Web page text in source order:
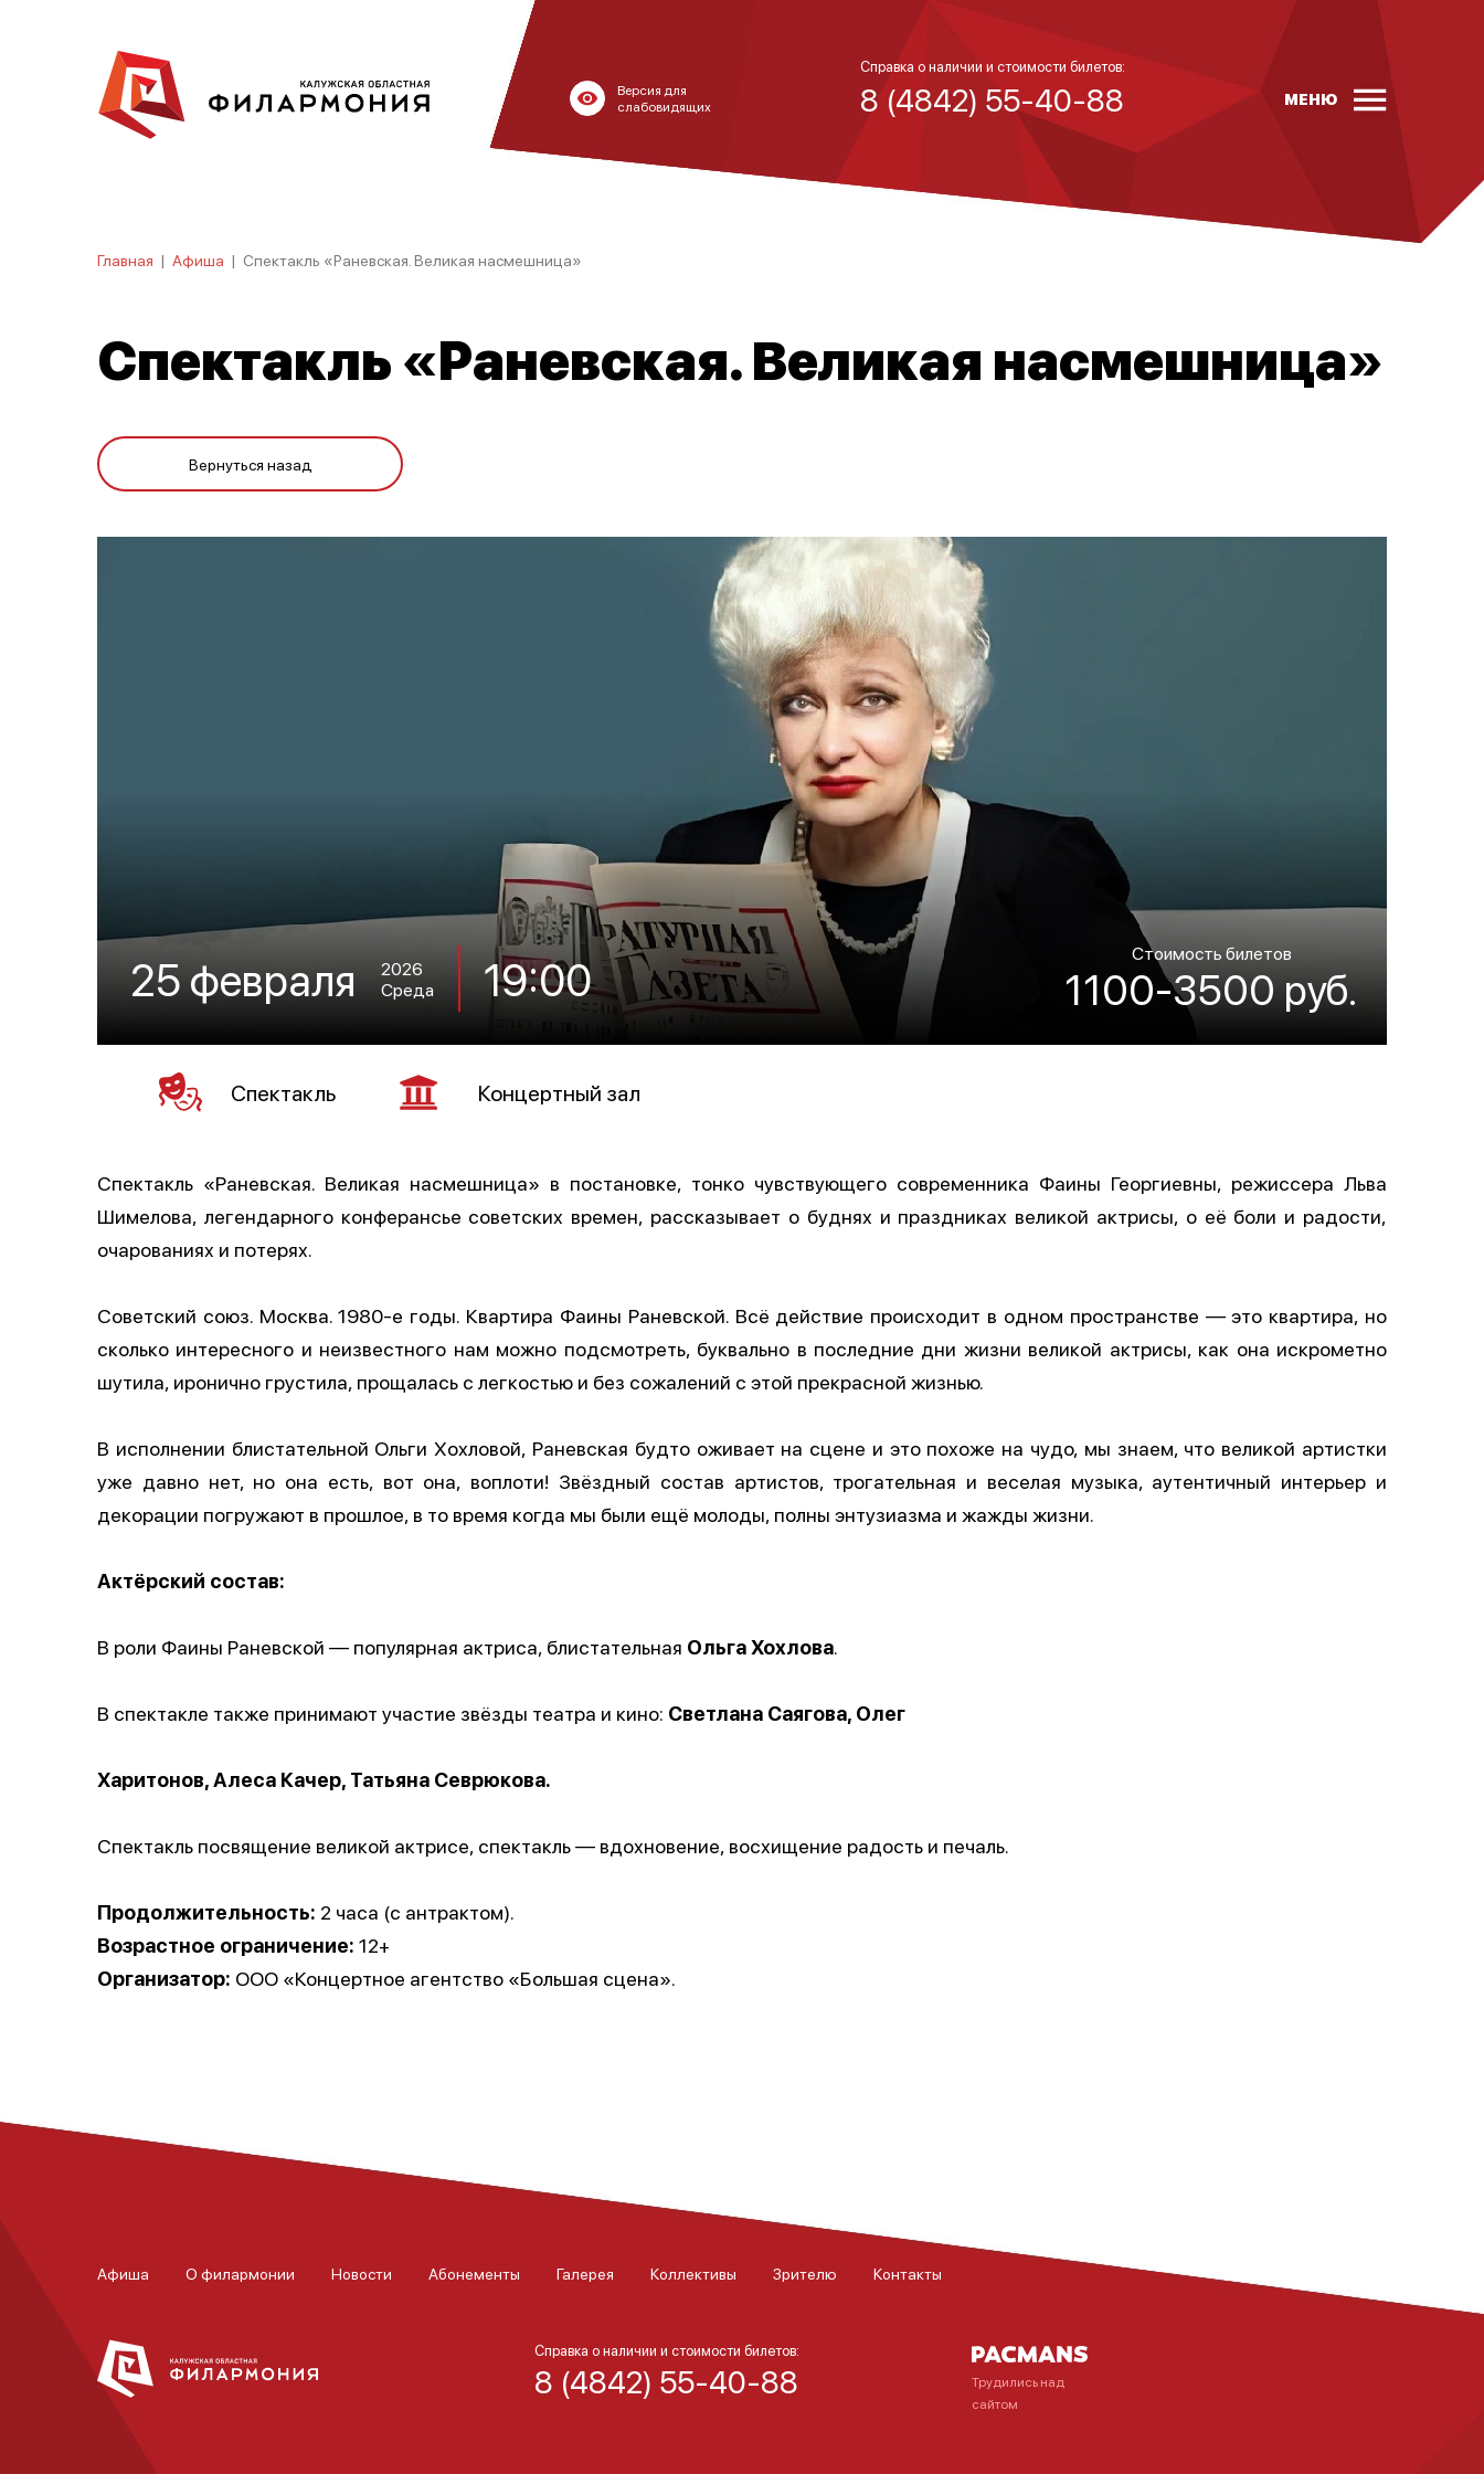
Версия для
слабовидящих
Справка о наличии и стоимости билетов:
8 (4842) 55-40-88 МЕНЮ
Главная | Афиша | Спектакль «Раневская. Великая насмешница»
Спектакль «Раневская. Великая насмешница»
Вернуться назад
25 февраля
2026
Среда
19:00 Стоимость билетов
1100-3500 руб.
Спектакль Концертный зал
Спектакль «Раневская. Великая насмешница» в постановке, тонко чувствующего современника Фаины Георгиевны, режиссера Льва
Шимелова, легендарного конферансье советских времен, рассказывает о буднях и праздниках великой актрисы, о её боли и радости,
очарованиях и потерях.
Советский союз. Москва. 1980-е годы. Квартира Фаины Раневской. Всё действие происходит в одном пространстве — это квартира, но
сколько интересного и неизвестного нам можно подсмотреть, буквально в последние дни жизни великой актрисы, как она искрометно
шутила, иронично грустила, прощалась с легкостью и без сожалений с этой прекрасной жизнью.
В исполнении блистательной Ольги Хохловой, Раневская будто оживает на сцене и это похоже на чудо, мы знаем, что великой артистки
уже давно нет, но она есть, вот она, воплоти! Звёздный состав артистов, трогательная и веселая музыка, аутентичный интерьер и
декорации погружают в прошлое, в то время когда мы были ещё молоды, полны энтузиазма и жажды жизни.
Актёрский состав:
В роли Фаины Раневской — популярная актриса, блистательная Ольга Хохлова.
В спектакле также принимают участие звёзды театра и кино: Светлана Саягова, Олег
Харитонов, Алеса Качер, Татьяна Севрюкова.
Спектакль посвящение великой актрисе, спектакль — вдохновение, восхищение радость и печаль.
Продолжительность: 2 часа (с антрактом).
Возрастное ограничение: 12+
Организатор: ООО «Концертное агентство «Большая сцена».
Афиша О филармонии Новости Абонементы Галерея Коллективы Зрителю Контакты
Справка о наличии и стоимости билетов:
8 (4842) 55-40-88
Трудились над
сайтом